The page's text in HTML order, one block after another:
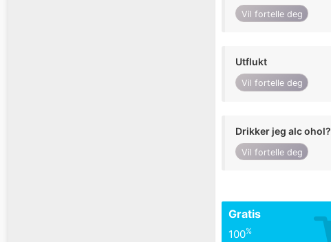
Vil fortelle deg
Utflukt
Vil fortelle deg
Drikker jeg alc ohol?
Vil fortelle deg
Gratis
100%